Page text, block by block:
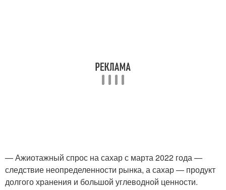
— Ажиотажный спрос на сахар с марта 2022 года —
следствие неопределенности рынка, а сахар — продукт
долгого хранения и большой углеводной ценности.